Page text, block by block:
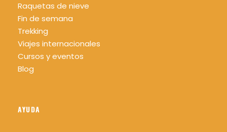
Raquetas de nieve
Fin de semana
Trekking
Viajes internacionales
Cursos y eventos
Blog
AYUDA